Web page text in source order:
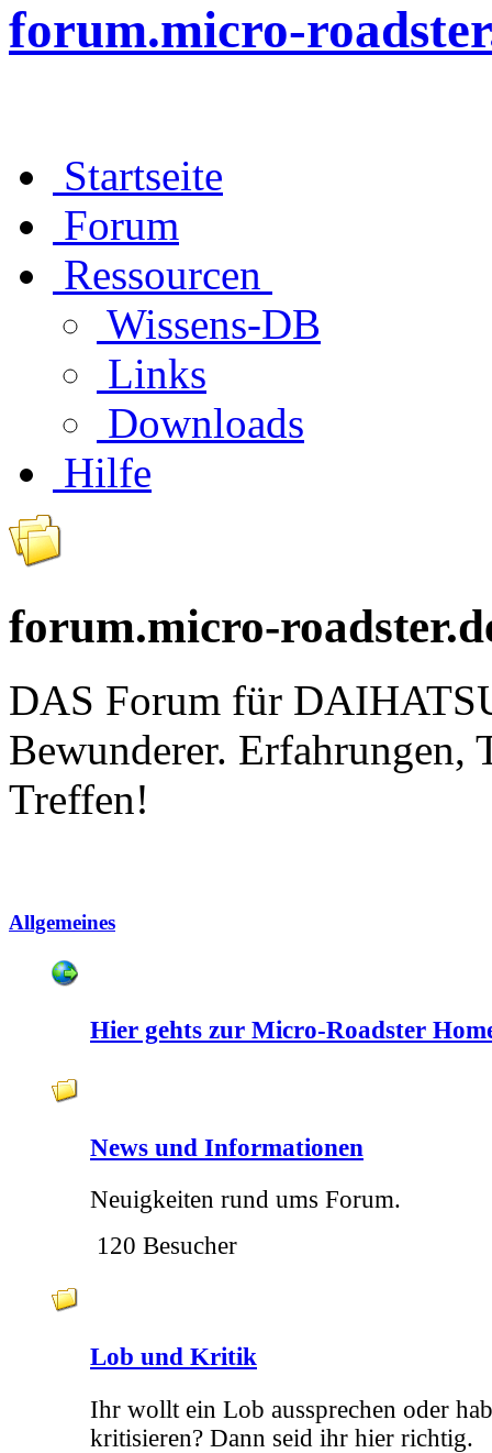
forum.micro-
Startseite
Forum
Ressourcen
Wissens-DB
Links
Downloads
Hilfe
forum.micro-
DAS Forum für
Bewunderer.
Treffen!
Allgemeines
Hier gehts zur Micro-Roadster
News und Informationen
Neuigkeiten rund ums Forum.
120 Besucher
Lob und Kritik
Ihr wollt ein Lob aussprechen oder
kritisieren? Dann seid ihr hier richtig.